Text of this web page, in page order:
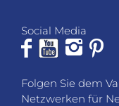
Social Media
Folgen Sie dem
Netzwerken für